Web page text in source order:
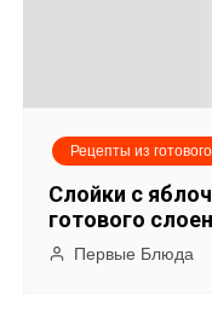
Рецепты из
Слойки с
готового
Первые Блюда